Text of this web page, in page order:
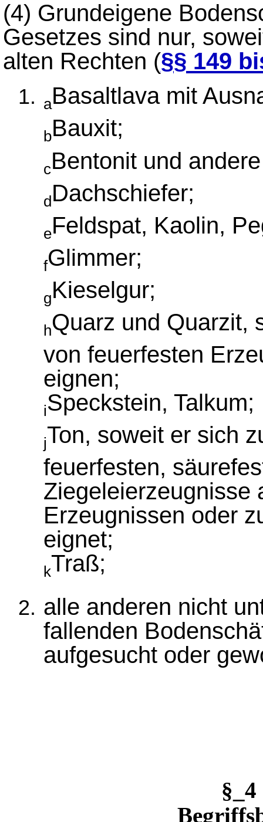
(4) Grundeigene
Gesetzes sind nur,
alten Rechten (§§ 149
aBasaltlava mit
bBauxit;
cBentonit und
dDachschiefer;
eFeldspat, Kaolin,
fGlimmer;
gKieselgur;
hQuarz und Quarzit,
von feuerfesten
eignen;
iSpeckstein, Talkum;
jTon, soweit er sich
feuerfesten,
Ziegeleierzeugnisse
Erzeugnissen oder
eignet;
kTraß;
alle anderen nicht
fallenden
aufgesucht oder